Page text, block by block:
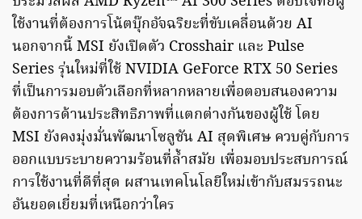
ใช้งานที่ต้องการโน้ตบุ๊กอัจฉริยะที่ขับเคลื่อนด้วย AI
นอกจากนี้ MSI ยังเปิดตัว Crosshair และ Pulse
Series รุ่นใหม่ที่ใช้ NVIDIA GeForce RTX 50 Series
ที่เป็นการมอบตัวเลือกที่หลากหลายเพื่อตอบสนองความ
ต้องการด้านประสิทธิภาพที่แตกต่างกันของผู้ใช้ โดย
MSI ยังคงมุ่งมั่นพัฒนาโซลูชัน AI สุดพิเศษ ควบคู่กับการ
ออกแบบระบายความร้อนที่ล้ำสมัย เพื่อมอบประสบการณ์
การใช้งานที่ดีที่สุด ผสานเทคโนโลยีใหม่เข้ากับสมรรถนะ
อันยอดเยี่ยมที่เหนือกว่าใคร